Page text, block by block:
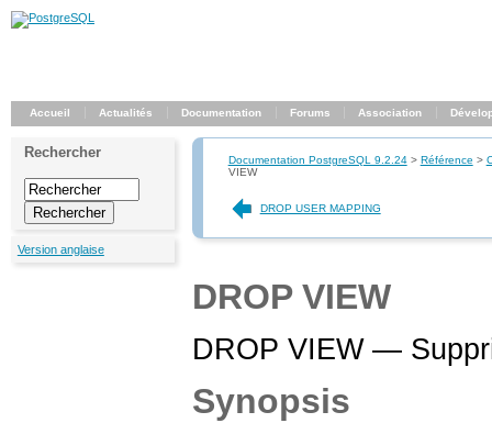
Accueil Actualités Documentation Forums Association
Rechercher
Version anglaise
Documentation PostgreSQL 9.2.24> Référence >
VIEW
DROP USER MAPPING
DROP VIEW
DROP VIEW —
Synopsis